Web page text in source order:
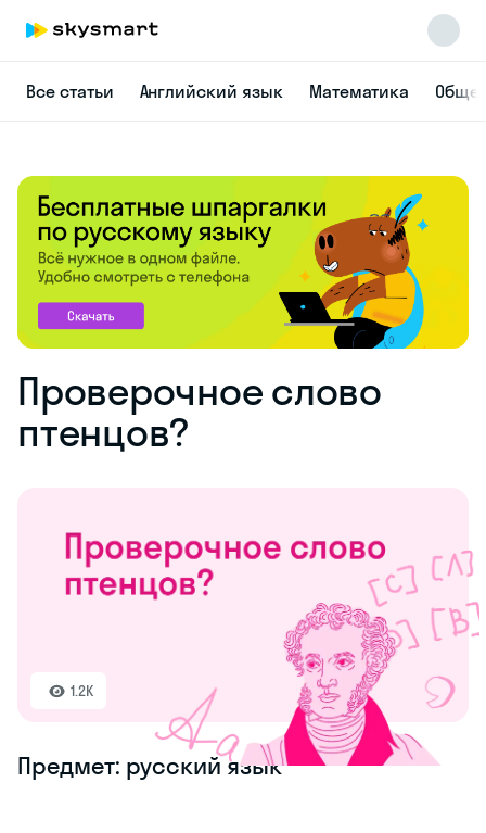
Все статьи Английский язык Математика
Проверочное слово
птенцов?
1.2K
Предмет: русский язык